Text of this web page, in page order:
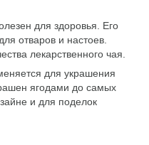
для здоровья. Его
отваров и настоев.
лекарственного чая.
для украшения
ягодами до самых
и для поделок